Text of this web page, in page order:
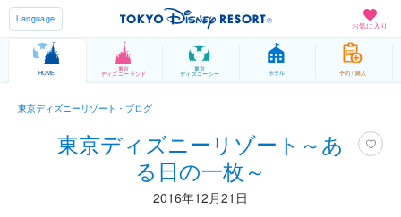
お気に入り
Language
HOME
東京
ディズニーランド
東京
ディズニーシー ホテル 予約 / 購入
東京ディズニーリゾート・ブログ
東京ディズニーリゾート～あ
る日の一枚～
2016年12月21日